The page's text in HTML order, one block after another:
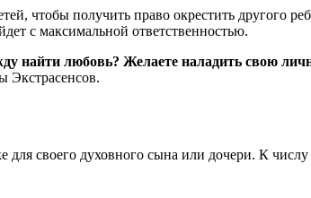
чтобы получить право окрестить другого
с максимальной ответственностью.
найти любовь? Желаете наладить свою
Экстрасенсов.
для своего духовного сына или дочери. К